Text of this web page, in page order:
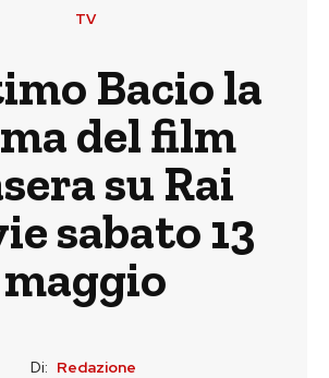
TV
Bacio la
del film
su Rai
sabato 13
maggio
Di: Redazione